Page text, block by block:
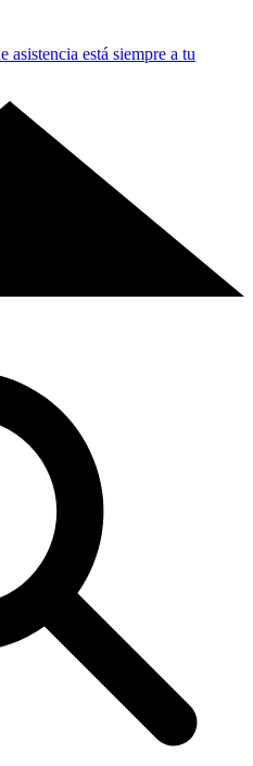
asistencia está siempre a tu